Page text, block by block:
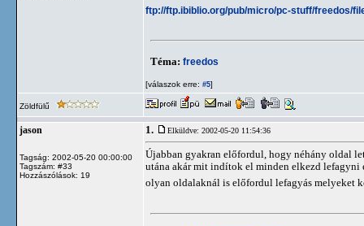
ftp://ftp.ibiblio.org/pub/micro/pc-stuff/freedos/
Téma: freedos
[válaszok erre: #5]
Zöldfülű
jason
Tagság: 2002-05-20 00:00:00
Tagszám: #33
Hozzászólások: 19
1. Elküldve: 2002-05-20 11:54:36
Újabban gyakran előfordul, hogy néhány oldal
utána akár mit indítok el minden elkezd lefagyni
olyan oldalaknál is előfordul lefagyás melyeket